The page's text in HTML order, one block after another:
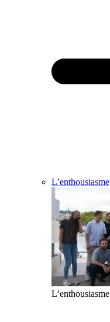
L’enthousiasme
L’enthousiasme